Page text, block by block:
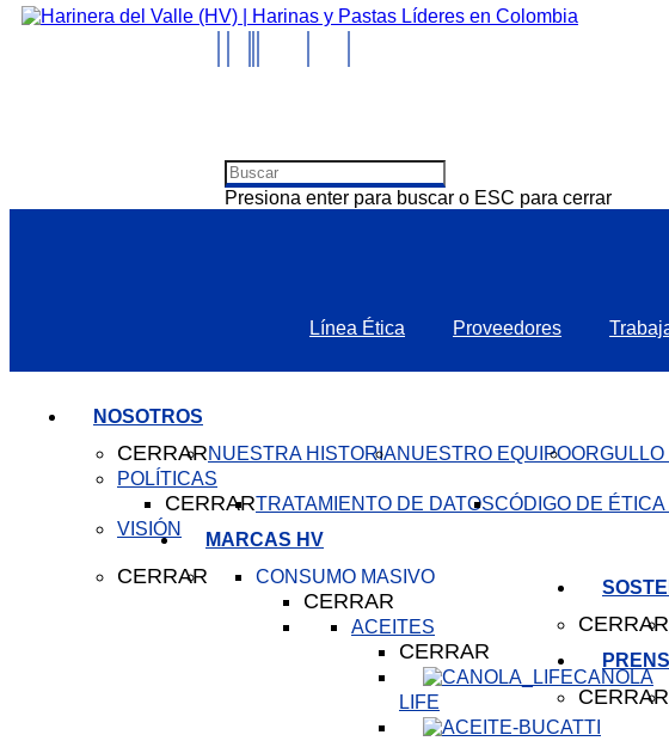
Presiona enter para buscar o ESC para cerrar
Línea Ética Proveedores
NOSOTROS
CERRARNUESTRA HISTORIANUESTRO EQUIPOORGULLO
POLÍTICAS
CERRARTRATAMIENTO DE DATOSCÓDIGO DE ÉTICA
VISIÓN
MARCAS HV
CERRAR CONSUMO MASIVO
CERRAR
ACEITES
CERRAR
CANOLA
LIFE
CERRAR
CERRAR